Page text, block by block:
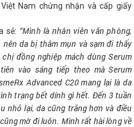
Nam chứng nhận và cấp giấy
sẻ: “Mình là nhân viên văn phòng,
da bị thâm mụn và sạm đi thấy
đồng nghiệp mách dùng Serum
vào sáng tiếp theo mà Serum
Advanced C20 mang lại là da
trạng bết dính gì hết. Đến 3 tuần
nhỏ lại, da cũng trắng hơn và điều
mờ đi luôn. Mình rất hài lòng về